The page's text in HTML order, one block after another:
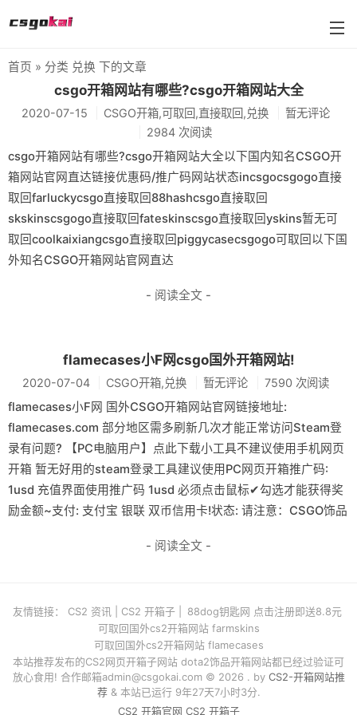
BUFF武器箱大全
farmskins
88dog
flamecases
88hash-jp
首页 » 分类 兑换 下的文章
csgo开箱网站有哪些?csgo开箱网站大全
2020-07-15 CSGO开箱,可取回,直接取回,兑换
暂无评论
2984 次阅读
csgo开箱网站有哪些?csgo开箱网站大全以下国内知名CSGO开
箱网站官网直达链接优惠码/推广码网站状态incsgocsgogo直接
取回farluckycsgo直接取回88hashcsgo直接取回
skskinscsgogo直接取回fateskinscsgo直接取回yskins暂无可
取回coolkaixiangcsgo直接取回piggycasecsgogo可取回以下国
外知名CSGO开箱网站官网直达
- 阅读全文 -
flamecases小F网csgo国外开箱网站!
2020-07-04 CSGO开箱,兑换 暂无评论 7590 次阅读
flamecases小F网 国外CSGO开箱网站官网链接地址:
flamecases.com 部分地区需多刷新几次才能正常访问Steam登
录有问题? 【PC电脑用户】点此下载小工具不建议使用手机网页
开箱 暂无好用的steam登录工具建议使用PC网页开箱推广码:
1usd 充值界面使用推广码 1usd 必须点击鼠标✔勾选才能获得奖
励金额~支付: 支付宝 银联 双币信用卡!状态: 请注意：CSGO饰品
- 阅读全文 -
友情链接： CS2 资讯 CS2 开箱子
88dog钥匙网 点击注册即送8.8元
可取回国外cs2开箱网站 farmskins
可取回国外cs2开箱网站 flamecases
本站推荐发布的CS2网页开箱子网站 dota2饰品开箱网站都已经过验证可
放心食用! 合作邮箱admin@csgokai.com© 2026 . by CS2-开箱网站推
荐& 本站已运行 9年27天7小时3分.
CS2 开箱官网 CS2 开箱子